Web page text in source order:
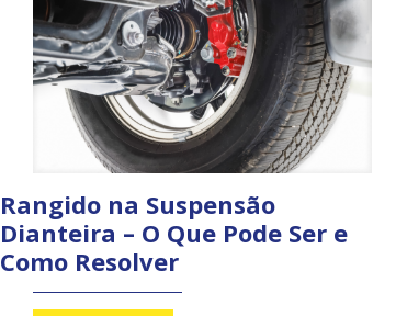
Rangido na Suspensão
Dianteira – O Que Pode Ser e
Como Resolver